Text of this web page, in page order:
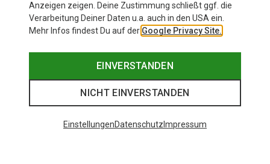
Anzeigen zeigen. Deine Zustimmung schließt ggf. die
Verarbeitung Deiner Daten u.a. auch in den USA ein.
Mehr Infos findest Du auf der Google Privacy Site.
EINVERSTANDEN
NICHT EINVERSTANDEN
EinstellungenDatenschutz Impressum